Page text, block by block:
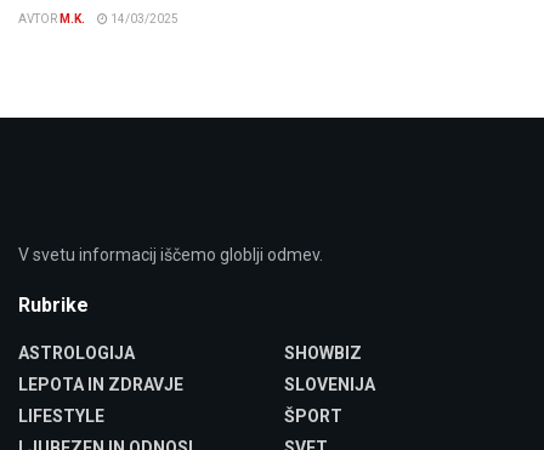
AVTOR M.K. 14/03/2025
V svetu informacij iščemo globlji odmev.
Rubrike
ASTROLOGIJA
LEPOTA IN ZDRAVJE
LIFESTYLE
SHOWBIZ
SLOVENIJA
ŠPORT